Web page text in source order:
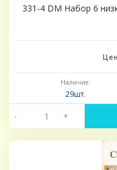
331-4 DM Набор 6
Наличие:
29шт.
- +